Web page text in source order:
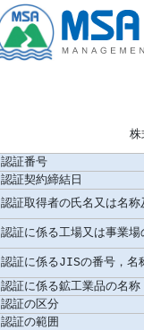
株
認証番号
認証契約締結日
認証取得者の氏名又は名称
認証に係る工場又は事業
認証に係るJISの番号，名
認証に係る鉱工業品の名称
認証の区分
認証の範囲